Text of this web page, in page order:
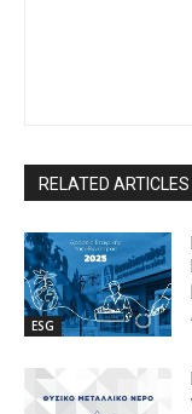
RELATED ARTICLES
ESG